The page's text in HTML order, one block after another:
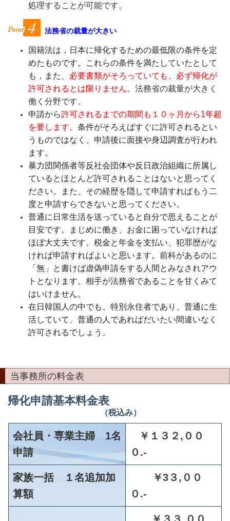
処理することが可能です。
法務省の裁量が大きい
国籍法は，日本に帰化するための最低限の条件を定
めたものです。これらの条件を満たしていたとして
も，また、 必要書類がそろっていても、必ず帰化が
許可されるとは限りません。 法務省の裁量が大きく
働く分野です。
申請から許可されるまでの期間も１０ヶ月から1年超
を要します。 条件がそろえばすぐに許可されるとい
うものではなく、申請後に面接や身辺調査が行われ
ます。
暴力団関係者等反社会団体や反日政治組織に所属し
ているとほとんど許可されることはないと思ってく
ださい。また、その経歴を隠して申請すればもう二
度と申請すらできないと思ってください。
普通に日常生活を送っていると自分で思えることが
目安です。まじめに働き、お金に困っていなければ
ほぼ大丈夫です。税金と年金を支払い、犯罪歴がな
ければ申請すればよいと思います。前科があるのに
「無」と書けば虚偽申請をする人間とみなされアウ
トとなります。相手が法務省であることを甘くみて
はいけません。
在日韓国人の中でも、特別永住者であり、普通に生
活していて、普通の人であればだいたい間違いなく
許可されるでしょう。
当事務所の料金表
帰化申請基本料金表
（税込み）
会社員・専業主婦 1名
申請
￥１３２,００
０.-
家族一括 １名追加加
算額
￥3３,００
０.-